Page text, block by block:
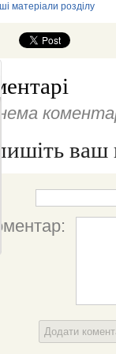
матеріали розділу
ваш
Додати